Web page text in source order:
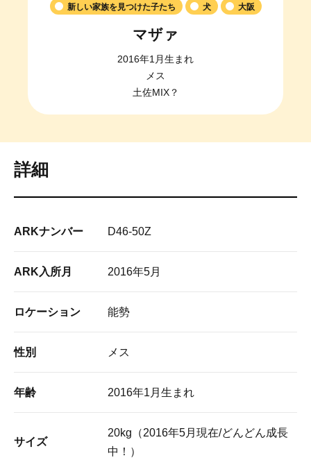
新しい家族を見つけた子たち 犬 大阪
マザァ
2016年1月生まれ
メス
土佐MIX？
詳細
ARKナンバー D46-50Z
ARK入所月 2016年5月
ロケーション 能勢
性別 メス
年齢 2016年1月生まれ
サイズ
20kg（2016年5月現在/どんどん成長
中！）